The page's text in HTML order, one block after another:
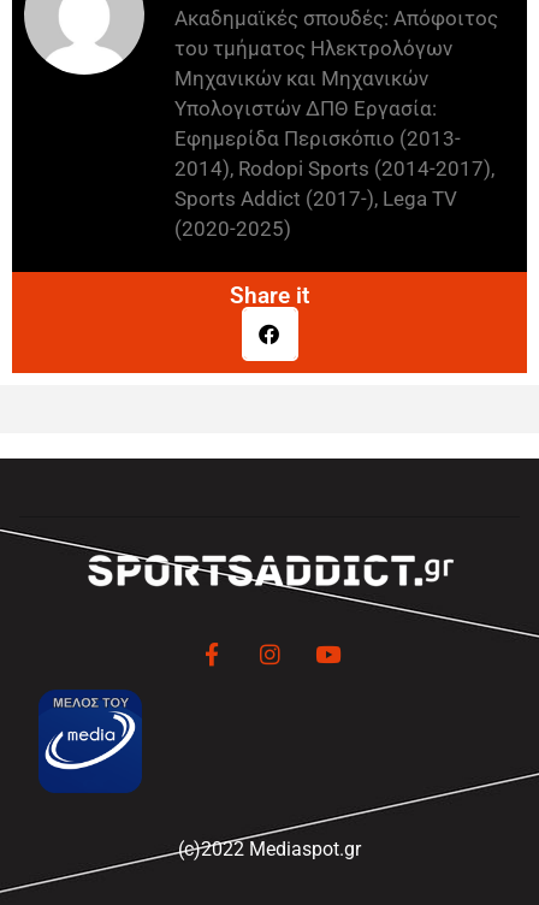
Ακαδημαϊκές σπουδές: Απόφοιτος
του τμήματος Ηλεκτρολόγων
Μηχανικών και Μηχανικών
Υπολογιστών ΔΠΘ Εργασία:
Εφημερίδα Περισκόπιο (2013-
2014), Rodopi Sports (2014-2017),
Sports Addict (2017-), Lega TV
(2020-2025)
Share it
(c)2022 Mediaspot.gr